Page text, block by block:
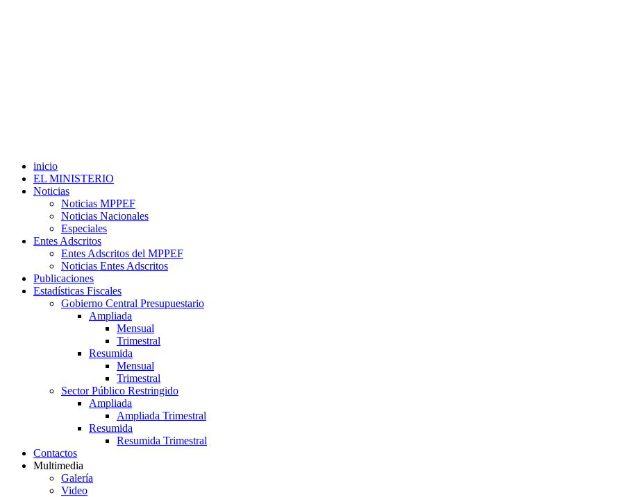
inicio
EL MINISTERIO
Noticias
Noticias MPPEF
Noticias Nacionales
Especiales
Entes Adscritos
Entes Adscritos del MPPEF
Noticias Entes Adscritos
Publicaciones
Estadísticas Fiscales
Gobierno Central Presupuestario
Ampliada
Mensual
Trimestral
Resumida
Mensual
Trimestral
Sector Público Restringido
Ampliada
Ampliada Trimestral
Resumida
Resumida Trimestral
Contactos
Multimedia
Galería
Video